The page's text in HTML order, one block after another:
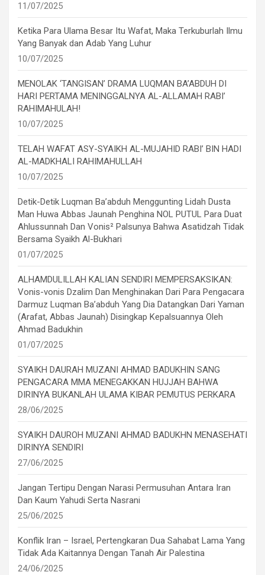
11/07/2025
Ketika Para Ulama Besar Itu Wafat, Maka Terkuburlah Ilmu
Yang Banyak dan Adab Yang Luhur
10/07/2025
MENOLAK ‘TANGISAN’ DRAMA LUQMAN BA’ABDUH DI
HARI PERTAMA MENINGGALNYA AL-ALLAMAH RABI’
RAHIMAHULAH!
10/07/2025
TELAH WAFAT ASY-SYAIKH AL-MUJAHID RABI’ BIN HADI
AL-MADKHALI RAHIMAHULLAH
10/07/2025
Detik-Detik Luqman Ba’abduh Menggunting Lidah Dusta
Man Huwa Abbas Jaunah Penghina NOL PUTUL Para Duat
Ahlussunnah Dan Vonis² Palsunya Bahwa Asatidzah Tidak
Bersama Syaikh Al-Bukhari
01/07/2025
ALHAMDULILLAH KALIAN SENDIRI MEMPERSAKSIKAN:
Vonis-vonis Dzalim Dan Menghinakan Dari Para Pengacara
Darmuz Luqman Ba’abduh Yang Dia Datangkan Dari Yaman
(Arafat, Abbas Jaunah) Disingkap Kepalsuannya Oleh
Ahmad Badukhin
01/07/2025
SYAIKH DAURAH MUZANI AHMAD BADUKHIN SANG
PENGACARA MMA MENEGAKKAN HUJJAH BAHWA
DIRINYA BUKANLAH ULAMA KIBAR PEMUTUS PERKARA
28/06/2025
SYAIKH DAUROH MUZANI AHMAD BADUKHN MENASEHATI
DIRINYA SENDIRI
27/06/2025
Jangan Tertipu Dengan Narasi Permusuhan Antara Iran
Dan Kaum Yahudi Serta Nasrani
25/06/2025
Konflik Iran – Israel, Pertengkaran Dua Sahabat Lama Yang
Tidak Ada Kaitannya Dengan Tanah Air Palestina
24/06/2025